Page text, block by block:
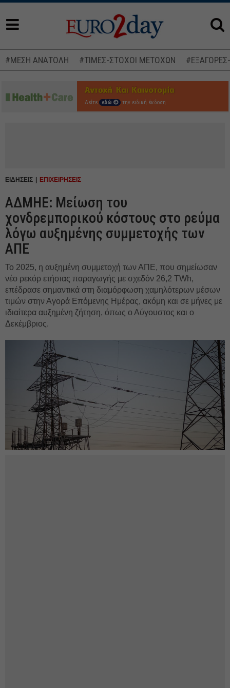
#ΜΕΣΗ ΑΝΑΤΟΛΗ #ΤΙΜΕΣ-ΣΤΟΧΟΙ ΜΕΤΟΧΩΝ
Δείτε εδώ την ειδική έκδοση
ΕΙΔΗΣΕΙΣ ΕΠΙΧΕΙΡΗΣΕΙΣ
ΑΔΜΗΕ: Μείωση του
χονδρεμπορικού κόστους στο ρεύμα
λόγω αυξημένης συμμετοχής των
ΑΠΕ
Το 2025, η αυξημένη συμμετοχή των ΑΠΕ, που σημείωσαν
νέο ρεκόρ ετήσιας παραγωγής με σχεδόν 26,2 TWh,
επέδρασε σημαντικά στη διαμόρφωση χαμηλότερων μέσων
τιμών στην Αγορά Επόμενης Ημέρας, ακόμη και σε μήνες με
ιδιαίτερα αυξημένη ζήτηση, όπως ο Αύγουστος και ο
Δεκέμβριος.